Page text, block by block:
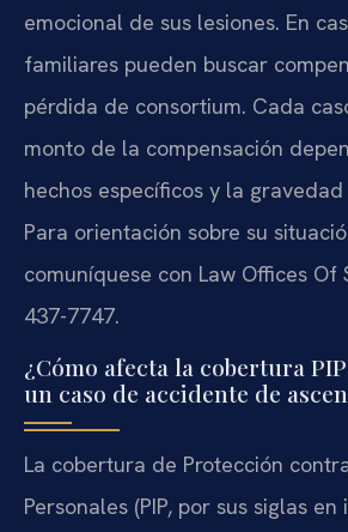
emocional de sus lesiones. En
familiares pueden buscar
pérdida de consortium. Cada
monto de la compensación
hechos específicos y la gravedad
Para orientación sobre su
comuníquese con Law Offices Of
437-7747.
¿Cómo afecta la cobertura
un caso de accidente de
La cobertura de Protección
Personales (PIP, por sus siglas en